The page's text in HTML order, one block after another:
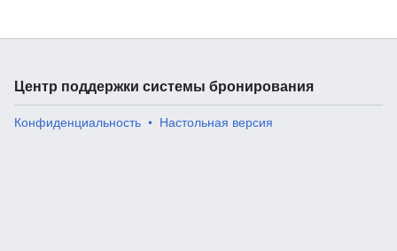
Центр поддержки системы бронирования
Конфиденциальность Настольная версия